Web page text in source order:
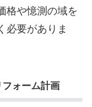
格や憶測の域を
必要がありま
ォーム計画